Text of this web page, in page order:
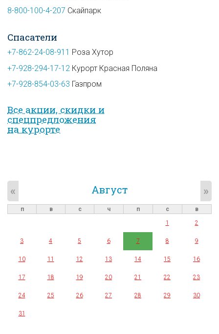
8-800-100-4-207 Скайпарк
Спасатели
+7-862-24-08-911 Роза Хутор
+7-928-294-17-12 Курорт Красная Поляна
+7-928-854-03-63 Газпром
Все акции, скидки и
спец­предложе­ния
на курорте
Август
« »
п в с ч п с
в
1
2
3 4 5 6 7 8 9
10 11 12 13 14 15 16
17 18 19 20 21 22 23
24 25 26 27 28 29 30
31